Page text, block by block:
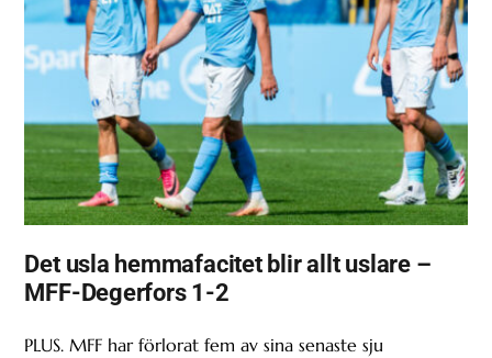
Det usla hemmafacitet blir allt uslare –
MFF-Degerfors 1-2
PLUS. MFF har förlorat fem av sina senaste sju